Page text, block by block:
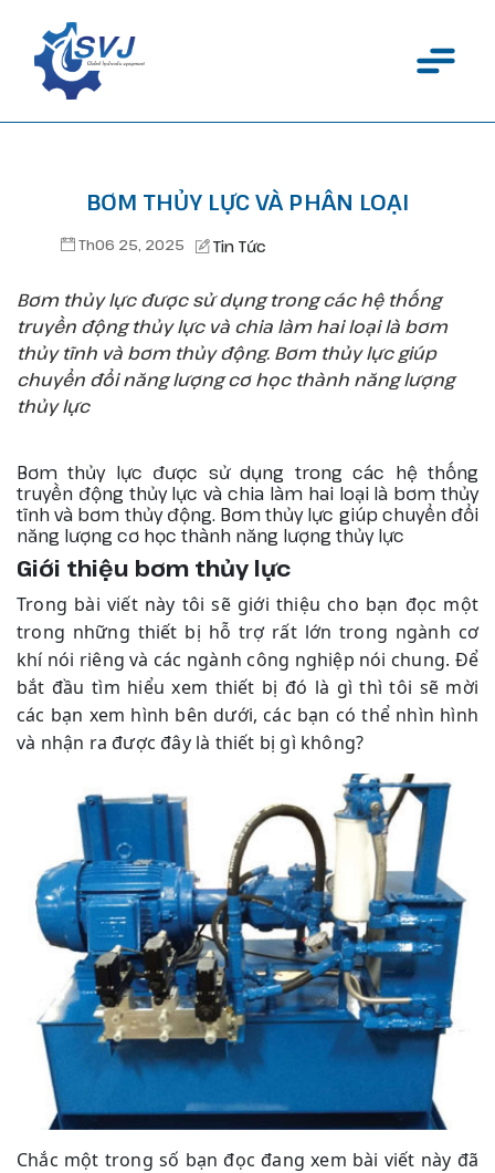
BƠM THỦY LỰC VÀ PHÂN LOẠI
Th06 25, 2025 Tin Tức
Bơm thủy lực được sử dụng trong các hệ thống
truyền động thủy lực và chia làm hai loại là bơm
thủy tĩnh và bơm thủy động. Bơm thủy lực giúp
chuyển đổi năng lượng cơ học thành năng lượng
thủy lực
Bơm thủy lực được sử dụng trong các hệ thống
truyền động thủy lực và chia làm hai loại là bơm thủy
tĩnh và bơm thủy động. Bơm thủy lực giúp chuyển đổi
năng lượng cơ học thành năng lượng thủy lực
Giới thiệu bơm thủy lực
Trong bài viết này tôi sẽ giới thiệu cho bạn đọc một
trong những thiết bị hỗ trợ rất lớn trong ngành cơ
khí nói riêng và các ngành công nghiệp nói chung. Để
bắt đầu tìm hiểu xem thiết bị đó là gì thì tôi sẽ mời
các bạn xem hình bên dưới, các bạn có thể nhìn hình
và nhận ra được đây là thiết bị gì không?
Chắc một trong số bạn đọc đang xem bài viết này đã